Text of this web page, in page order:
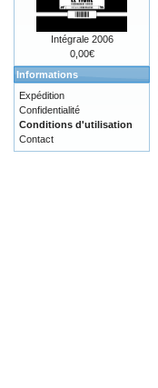
Intégrale 2006
0,00€
Informations
Expédition
Confidentialité
Conditions d'utilisation
Contact